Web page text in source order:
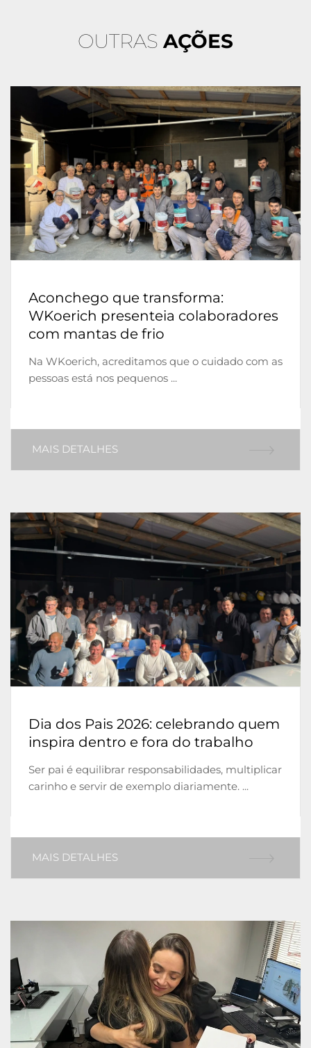
OUTRAS AÇÕES
Aconchego que transforma:
WKoerich presenteia colaboradores
com mantas de frio
Na WKoerich, acreditamos que o cuidado com as
pessoas está nos pequenos ...
MAIS DETALHES
Dia dos Pais 2026: celebrando quem
inspira dentro e fora do trabalho
Ser pai é equilibrar responsabilidades, multiplicar
carinho e servir de exemplo diariamente. ...
MAIS DETALHES